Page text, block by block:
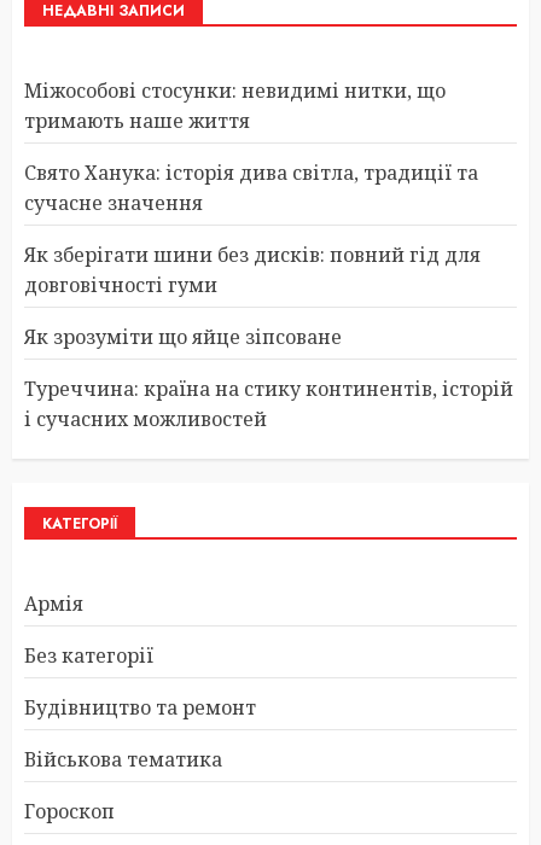
НЕДАВНІ ЗАПИСИ
Міжособові стосунки: невидимі нитки, що
тримають наше життя
Свято Ханука: історія дива світла, традиції та
сучасне значення
Як зберігати шини без дисків: повний гід для
довговічності гуми
Як зрозуміти що яйце зіпсоване
Туреччина: країна на стику континентів, історій
і сучасних можливостей
КАТЕГОРІЇ
Армія
Без категорії
Будівництво та ремонт
Військова тематика
Гороскоп